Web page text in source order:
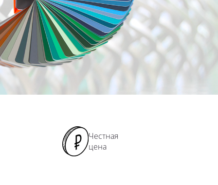
Честная
цена